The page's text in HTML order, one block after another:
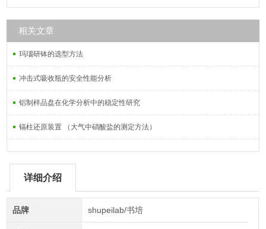
相关文章
玛瑙研钵的选型方法
冲击式吸收瓶的安全性能分析
铝制样品盘在化学分析中的稳定性研究
镉柱还原装置 （大气中硝酸盐的测定方法）
详细介绍
品牌 shupeilab/书培